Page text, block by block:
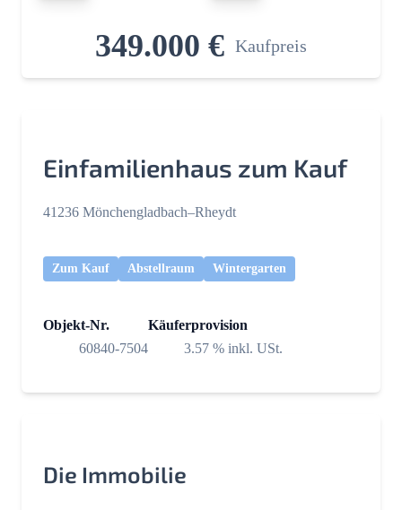
349.000 € Kaufpreis
Einfamilienhaus zum Kauf
41236 Mönchengladbach–Rheydt
Zum Kauf Abstellraum Wintergarten
Objekt-Nr.
60840-7504
Käuferprovision
3.57 % inkl. USt.
Die Immobilie